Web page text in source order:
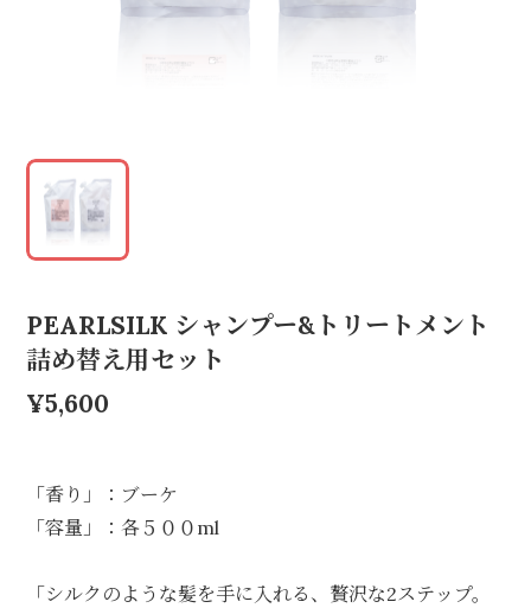
PEARLSILK シャンプー&トリートメント
詰め替え用セット
¥5,600
「香り」：ブーケ
「容量」：各５００ml
「シルクのような髪を手に入れる、贅沢な2ステップ。